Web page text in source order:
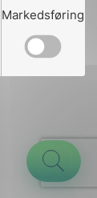
Markedsføring